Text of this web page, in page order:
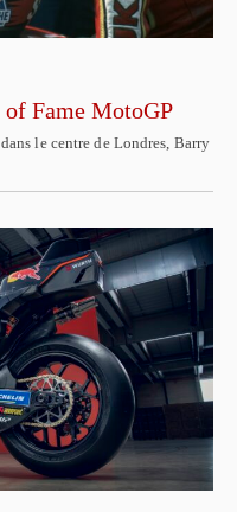
Fame MotoGP
le centre de Londres, Barry